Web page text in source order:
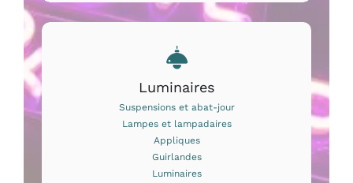
Luminaires
Suspensions et abat-jour
Lampes et lampadaires
Appliques
Guirlandes
Luminaires